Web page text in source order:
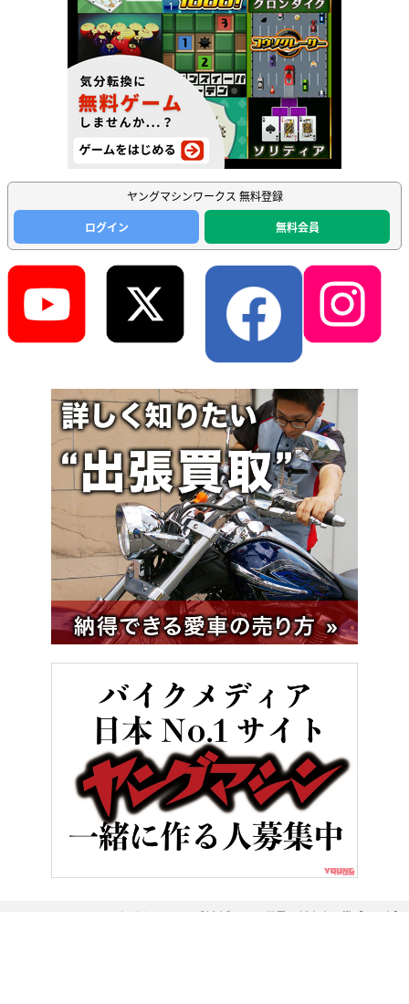
ヤングマシンワークス 無料登録
ログイン
無料会員
バイク／オートバイ［新車］ 世界の新車大図鑑【653車